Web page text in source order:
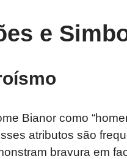
e
Bianor como
atributos são
bravura em